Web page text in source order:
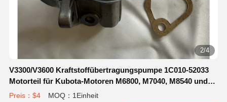
2/4
V3300/V3600 Kraftstoffübertragungspumpe 1C010-52033
Motorteil für Kubota-Motoren M6800, M7040, M8540 und
M9000
Preis：$4 MOQ：1Einheit